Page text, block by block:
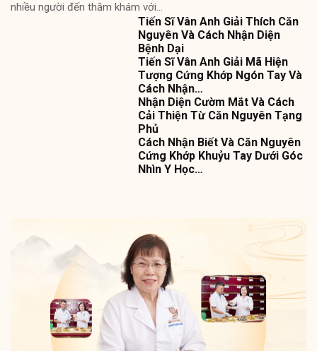
nhiều người đến thăm khám với…
Tiến Sĩ Vân Anh Giải Thích Căn
Nguyên Và Cách Nhận Diện
Bệnh Dại
Tiến Sĩ Vân Anh Giải Mã Hiện
Tượng Cứng Khớp Ngón Tay Và
Cách Nhận…
Nhận Diện Cườm Mắt Và Cách
Cải Thiện Từ Căn Nguyên Tạng
Phủ
Cách Nhận Biết Và Căn Nguyên
Cứng Khớp Khuỷu Tay Dưới Góc
Nhìn Y Học…